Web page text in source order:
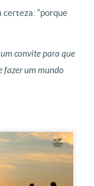
certeza: “porque
um convite para que
fazer um mundo